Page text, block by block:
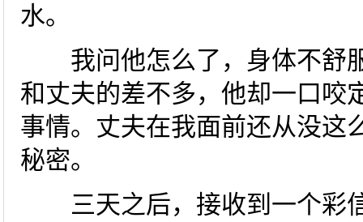
水。
我问他怎么了，身体不舒
和丈夫的差不多，他却一口咬
事情。丈夫在我面前还从没这
秘密。
三天之后，接收到一个彩